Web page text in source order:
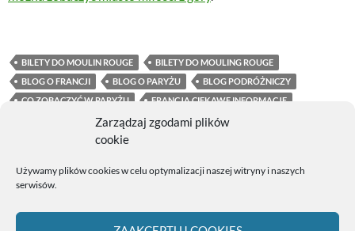
BILETY DO MOULIN ROUGE
BILETY DO MOULING ROUGE
BLOG O FRANCJI
BLOG O PARYŻU
BLOG PODRÓŻNICZY
CO ZOBACZYĆ W PARYŻU
FRANCJA CIEKAWE INFORMACJE
JAKI BILET DO MOULIN ROUGE WYBRAĆ
KABARETY W PARYŻU
MOULIN ROUGE CZY WARTO
PARYŻ CIEKAWE MIEJSCA
PARYŻ CO ZWIEDZAĆ
Zarządzaj zgodami plików
cookie
Używamy plików cookies w celu optymalizacji naszej witryny i naszych
serwisów.